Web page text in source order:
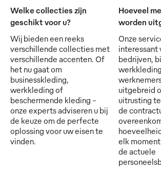
Welke collecties zijn
geschikt voor u?
Wij bieden een reeks
verschillende collecties met
verschillende accenten. Of
het nu gaat om
businesskleding,
werkkleding of
beschermende kleding -
onze experts adviseren u bij
de keuze om de perfecte
oplossing voor uw eisen te
vinden.
Hoeveel
worden
Onze
interessant
bedrijven,
uitgebreid
uitrusting
de
elk moment
de actuele